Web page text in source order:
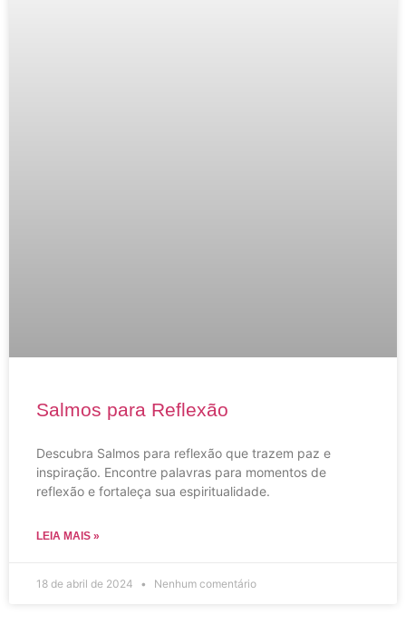
Salmos para Reflexão
Descubra Salmos para reflexão que trazem paz e
inspiração. Encontre palavras para momentos de
reflexão e fortaleça sua espiritualidade.
LEIA MAIS »
18 de abril de 2024 Nenhum comentário